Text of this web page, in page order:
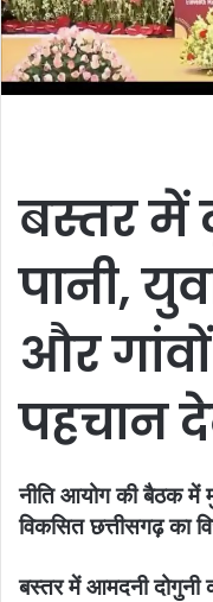
बस्तर में
पानी,
और
पहचान
नीति आयोग की बैठक में
विकसित छत्तीसगढ़ का
बस्तर में आमदनी